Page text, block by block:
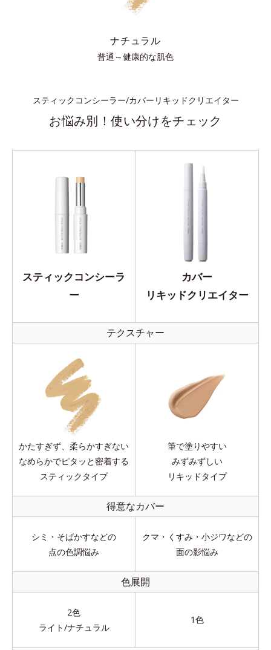
ナチュラル
普通～健康的な肌色
スティックコンシーラー/カバーリキッドクリエイター
お悩み別！使い分けをチェック
スティックコンシーラ
ー
カバー
リキッドクリエイター
テクスチャー
かたすぎず、柔らかすぎない
なめらかでピタッと密着する
スティックタイプ
筆で塗りやすい
みずみずしい
リキッドタイプ
得意なカバー
シミ・そばかすなどの
点の色調悩み
クマ・くすみ・小ジワなどの
面の影悩み
色展開
2色
ライト/ナチュラル
1色